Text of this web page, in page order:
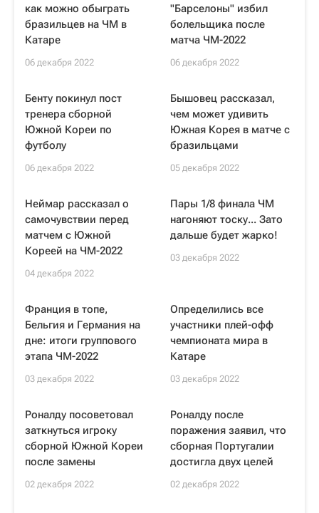
как можно обыграть
бразильцев на ЧМ в
Катаре
06 декабря 2022
"Барселоны" избил
болельщика после
матча ЧМ-2022
06 декабря 2022
Бенту покинул пост
тренера сборной
Южной Кореи по
футболу
06 декабря 2022
Бышовец рассказал,
чем может удивить
Южная Корея в матче с
бразильцами
05 декабря 2022
Неймар рассказал о
самочувствии перед
матчем с Южной
Кореей на ЧМ-2022
04 декабря 2022
Пары 1/8 финала ЧМ
нагоняют тоску... Зато
дальше будет жарко!
03 декабря 2022
Франция в топе,
Бельгия и Германия на
дне: итоги группового
этапа ЧМ-2022
03 декабря 2022
Определились все
участники плей-офф
чемпионата мира в
Катаре
03 декабря 2022
Роналду посоветовал
заткнуться игроку
сборной Южной Кореи
после замены
02 декабря 2022
Роналду после
поражения заявил, что
сборная Португалии
достигла двух целей
02 декабря 2022